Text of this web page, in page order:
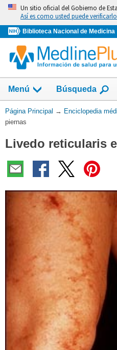
Omita
vaya
al
Contenido
Un sitio oficial del Gobierno de
Así es como usted puede verificarlo
Biblioteca Nacional de Medicina
Menú Búsqueda
Usted
está
Página Principal → Enciclopedia
piernas
Livedo reticularis